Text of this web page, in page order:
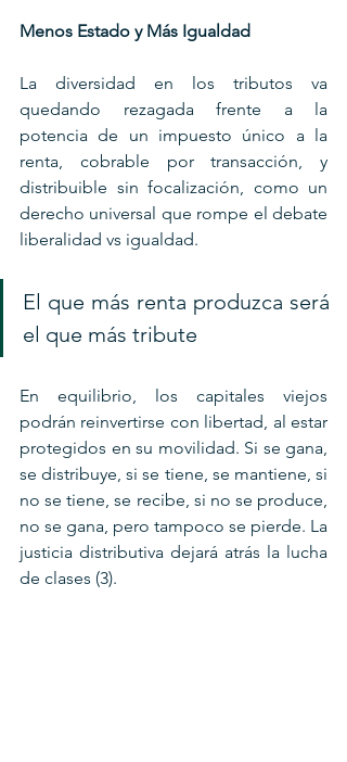
Menos Estado y Más Igualdad
La diversidad en los tributos va
quedando rezagada frente a la
potencia de un impuesto único a la
renta, cobrable por transacción, y
distribuible sin focalización, como un
derecho universal que rompe el debate
liberalidad vs igualdad.
El que más renta produzca será
el que más tribute
En equilibrio, los capitales viejos
podrán reinvertirse con libertad, al estar
protegidos en su movilidad. Si se gana,
se distribuye, si se tiene, se mantiene, si
no se tiene, se recibe, si no se produce,
no se gana, pero tampoco se pierde. La
justicia distributiva dejará atrás la lucha
de clases (3).